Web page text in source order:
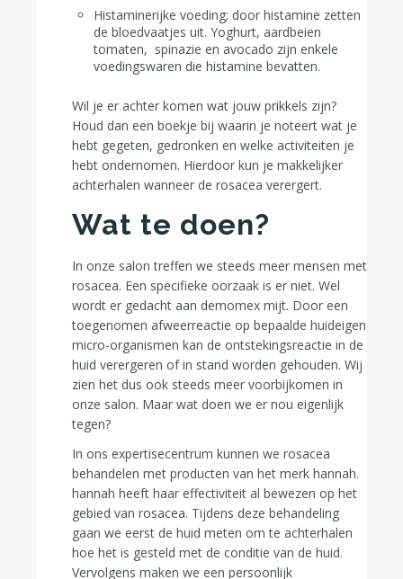
Histaminerijke voeding; door histamine zetten
de bloedvaatjes uit. Yoghurt, aardbeien
tomaten, spinazie en avocado zijn enkele
voedingswaren die histamine bevatten.
Wil je er achter komen wat jouw prikkels zijn?
Houd dan een boekje bij waarin je noteert wat je
hebt gegeten, gedronken en welke activiteiten je
hebt ondernomen. Hierdoor kun je makkelijker
achterhalen wanneer de rosacea verergert.
Wat te doen?
In onze salon treffen we steeds meer mensen met
rosacea. Een specifieke oorzaak is er niet. Wel
wordt er gedacht aan demomex mijt. Door een
toegenomen afweerreactie op bepaalde huideigen
micro-organismen kan de ontstekingsreactie in de
huid verergeren of in stand worden gehouden. Wij
zien het dus ook steeds meer voorbijkomen in
onze salon. Maar wat doen we er nou eigenlijk
tegen?
In ons expertisecentrum kunnen we rosacea
behandelen met producten van het merk hannah.
hannah heeft haar effectiviteit al bewezen op het
gebied van rosacea. Tijdens deze behandeling
gaan we eerst de huid meten om te achterhalen
hoe het is gesteld met de conditie van de huid.
Vervolgens maken we een persoonlijk